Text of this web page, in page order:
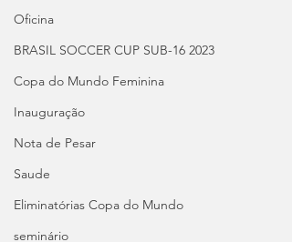
Oficina
BRASIL SOCCER CUP SUB-16 2023
Copa do Mundo Feminina
Inauguração
Nota de Pesar
Saude
Eliminatórias Copa do Mundo
seminário